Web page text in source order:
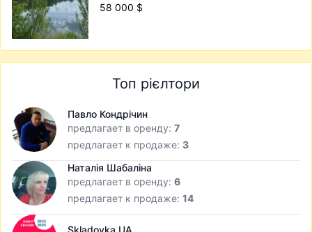
58 000 $
Топ рієлтори
Павло Кондрічин
предлагает в оренду: 7
предлагает к продаже: 3
Наталія Шабаліна
предлагает в оренду: 6
предлагает к продаже: 14
Skladovka.UA